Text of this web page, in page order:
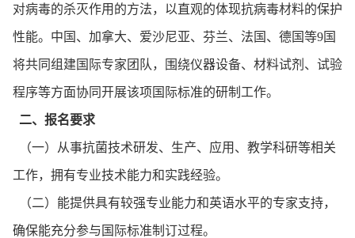
对病毒的杀灭作用的方法，以直观的体现抗病毒材料的保护
性能。中国、加拿大、爱沙尼亚、芬兰、法国、德国等9国
将共同组建国际专家团队，围绕仪器设备、材料试剂、试验
程序等方面协同开展该项国际标准的研制工作。
二、报名要求
（一）从事抗菌技术研发、生产、应用、教学科研等相关
工作，拥有专业技术能力和实践经验。
（二）能提供具有较强专业能力和英语水平的专家支持，
确保能充分参与国际标准制订过程。